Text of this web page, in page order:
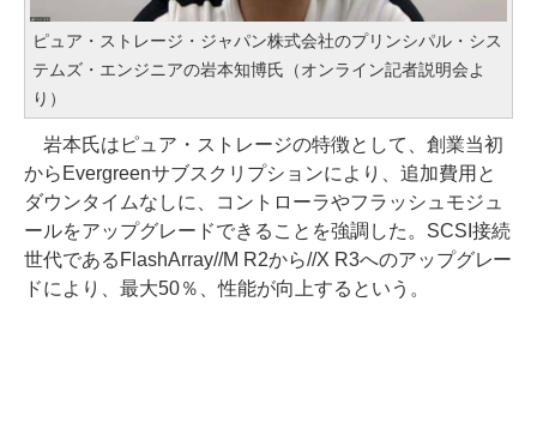
ピュア・ストレージ・ジャパン株式会社のプリンシパル・シス
テムズ・エンジニアの岩本知博氏（オンライン記者説明会よ
り）
岩本氏はピュア・ストレージの特徴として、創業当初
からEvergreenサブスクリプションにより、追加費用と
ダウンタイムなしに、コントローラやフラッシュモジュ
ールをアップグレードできることを強調した。SCSI接続
世代であるFlashArray//M R2から//X R3へのアップグレー
ドにより、最大50％、性能が向上するという。